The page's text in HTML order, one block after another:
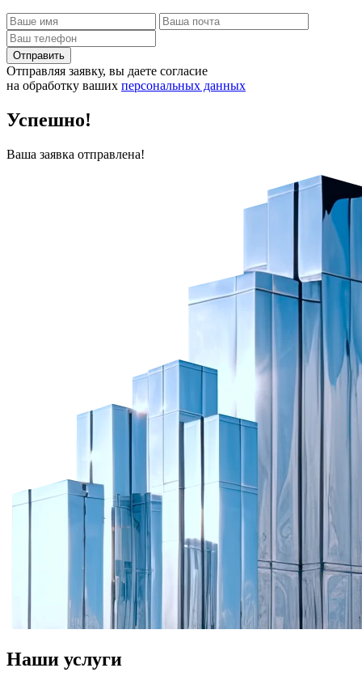
Отправить
Отправляя заявку, вы даете согласие
на обработку ваших персональных данных
Успешно!
Ваша заявка отправлена!
Наши услуги